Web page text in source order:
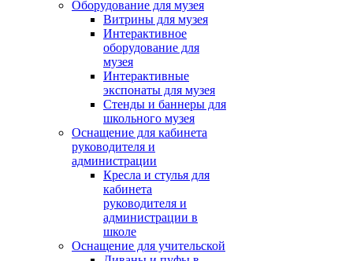
Оборудование для музея
Витрины для музея
Интерактивное
оборудование для
музея
Интерактивные
экспонаты для музея
Стенды и баннеры для
школьного музея
Оснащение для кабинета
руководителя и
администрации
Кресла и стулья для
кабинета
руководителя и
администрации в
школе
Оснащение для учительской